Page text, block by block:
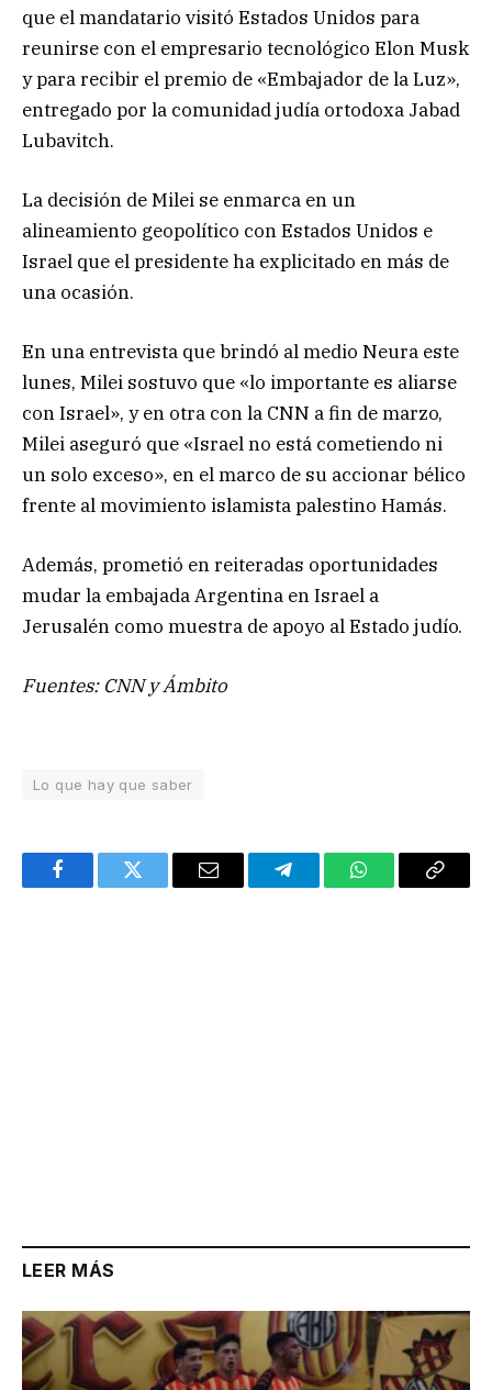
que el mandatario visitó Estados Unidos para
reunirse con el empresario tecnológico Elon Musk
y para recibir el premio de «Embajador de la Luz»,
entregado por la comunidad judía ortodoxa Jabad
Lubavitch.
La decisión de Milei se enmarca en un
alineamiento geopolítico con Estados Unidos e
Israel que el presidente ha explicitado en más de
una ocasión.
En una entrevista que brindó al medio Neura este
lunes, Milei sostuvo que «lo importante es aliarse
con Israel», y en otra con la CNN a fin de marzo,
Milei aseguró que «Israel no está cometiendo ni
un solo exceso», en el marco de su accionar bélico
frente al movimiento islamista palestino Hamás.
Además, prometió en reiteradas oportunidades
mudar la embajada Argentina en Israel a
Jerusalén como muestra de apoyo al Estado judío.
Fuentes: CNN y Ámbito
Lo que hay que saber
FacebookTwitter Email TelegramWhatsAppCopy
LEER MÁS